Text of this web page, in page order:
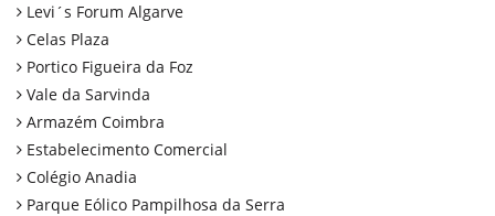
Levi´s Forum Algarve
Celas Plaza
Portico Figueira da Foz
Vale da Sarvinda
Armazém Coimbra
Estabelecimento Comercial
Colégio Anadia
Parque Eólico Pampilhosa da Serra